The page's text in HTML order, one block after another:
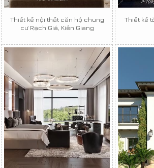
Thiết kế nội thất căn hộ chung
cư Rạch Giá, Kiên Giang
Thiết kế